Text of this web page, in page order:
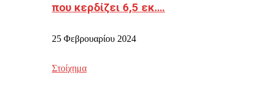
που κερδίζει 6,5 εκ….
25 Φεβρουαρίου 2024
Στοίχημα